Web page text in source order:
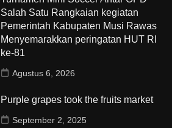
Salah Satu Rangkaian kegiatan
Pemerintah Kabupaten Musi Rawas
Menyemarakkan peringatan HUT RI
ke-81
Agustus 6, 2026
Purple grapes took the fruits market
September 2, 2025